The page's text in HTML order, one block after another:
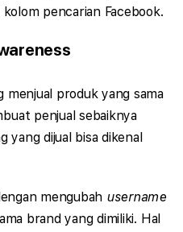
pencarian Facebook.
produk yang sama
penjual sebaiknya
yang dijual bisa dikenal
mengubah username
brand yang dimiliki. Hal